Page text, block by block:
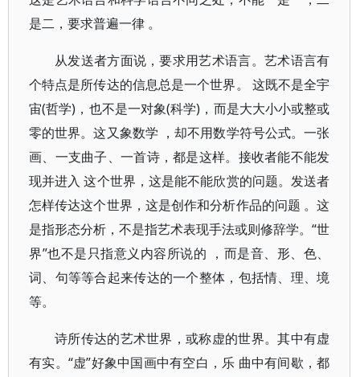
是二，要求普遍一律 。
从发送者方面说，要求用艺术语言。艺术语言有
个特点是所传达的信息总是一个世界。 这既不是全宇
宙(哲学)，也不是一对象(科学)，而是大大小小或整或
零的世界。这又象数学 ，却不用数学符号公式。一张
画、一支曲子、一首诗，都是这样。接收者能不能发
现并进入 这个世界，这是能不能欣赏的问题。发送者
怎样传达这个世界，这是创作和分析作品的问题 。这
是指形态分析，不是指艺术表现手法或则修辞学。“世
界”也不是只指意义内容所说的 ，而是音、形、色、
词、句等等合起来传达的一个整体，包括情、理、境
等。
诗所传达的艺术世界，或称虚的世界。其中有虚
有实。“虚”好象中国画中有空白，乐 曲中有间歇，都